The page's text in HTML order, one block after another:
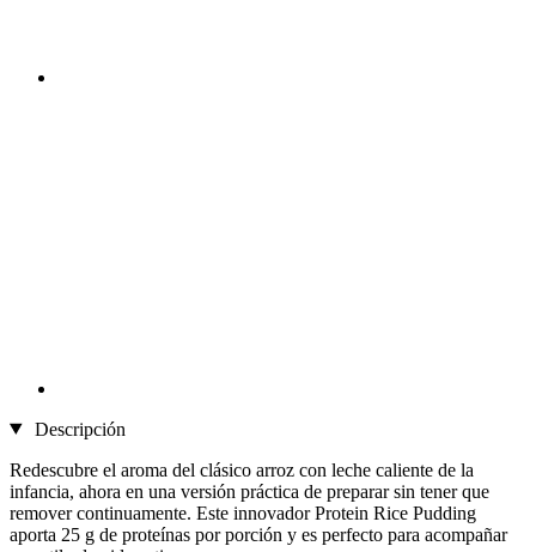
Descripción
Redescubre el aroma del clásico arroz con leche caliente de la
infancia, ahora en una versión práctica de preparar sin tener que
remover continuamente. Este innovador Protein Rice Pudding
aporta 25 g de proteínas por porción y es perfecto para acompañar